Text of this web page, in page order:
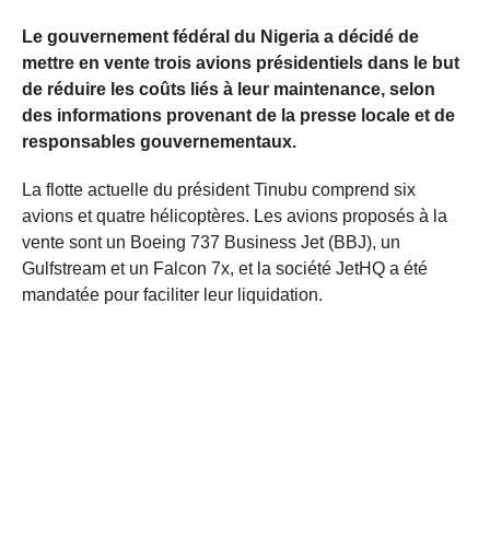
Le gouvernement fédéral du Nigeria a décidé de
mettre en vente trois avions présidentiels dans le but
de réduire les coûts liés à leur maintenance, selon
des informations provenant de la presse locale et de
responsables gouvernementaux.
La flotte actuelle du président Tinubu comprend six
avions et quatre hélicoptères. Les avions proposés à la
vente sont un Boeing 737 Business Jet (BBJ), un
Gulfstream et un Falcon 7x, et la société JetHQ a été
mandatée pour faciliter leur liquidation.